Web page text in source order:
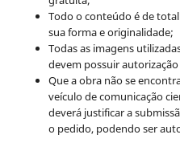
Todo o conteúdo é de
sua forma e originalidade;
Todas as imagens
devem possuir
Que a obra não se
veículo de comunicação
deverá justificar a
o pedido, podendo ser